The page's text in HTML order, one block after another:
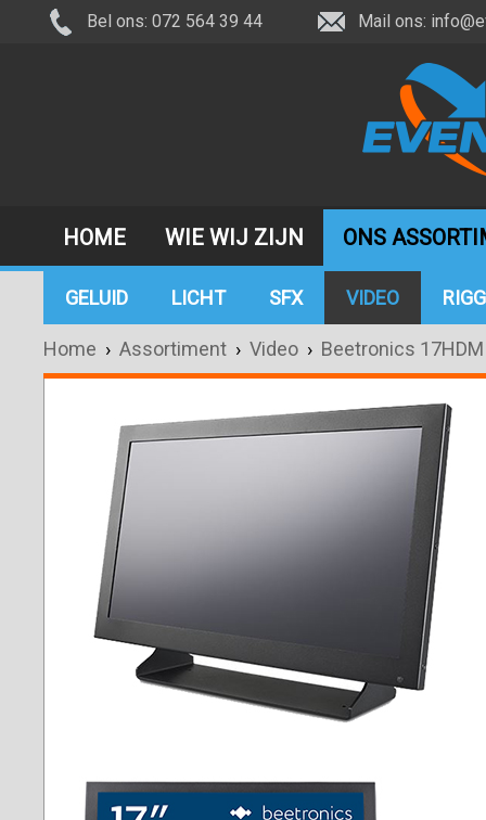
Bel ons: 072 564 39 44 Mail ons:
HOME WIE WIJ ZIJN ONS
GELUID LICHT SFX VIDEO
Home › Assortiment › Video › Beetronics